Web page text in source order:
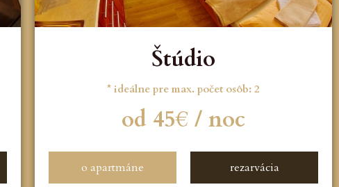
Štúdio
* ideálne pre max. počet osôb: 2
od 45€ / noc
o apartmáne rezarvácia